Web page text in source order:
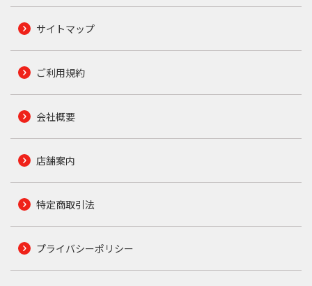
サイトマップ
ご利用規約
会社概要
店舗案内
特定商取引法
プライバシーポリシー